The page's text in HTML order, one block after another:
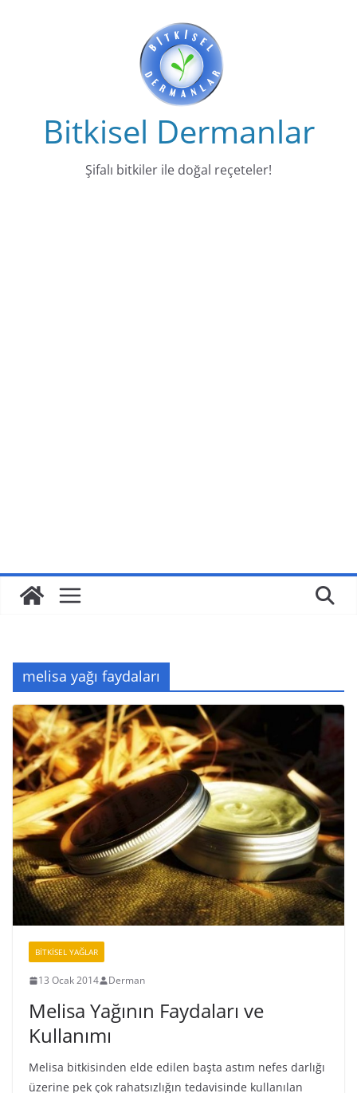
Bitkisel Dermanlar
Şifalı bitkiler ile doğal reçeteler!
melisa yağı faydaları
BİTKİSEL YAĞLAR
13 Ocak 2014 Derman
Melisa Yağının Faydaları ve
Kullanımı
Melisa bitkisinden elde edilen başta astım nefes darlığı
üzerine pek çok rahatsızlığın tedavisinde kullanılan